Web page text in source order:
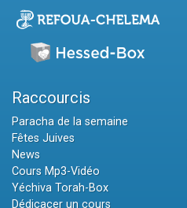
Raccourcis
Paracha de la semaine
Fêtes Juives
News
Cours Mp3-Vidéo
Yéchiva Torah-Box
Dédicacer un cours